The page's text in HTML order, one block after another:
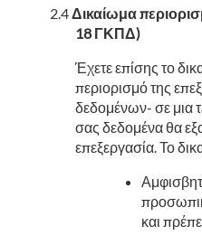
Δικαίωμα
18 ΓΚΠΔ)
Έχετε επίσης το
περιορισμό της
δεδομένων- σε μια
σας δεδομένα θα
επεξεργασία. Το
και